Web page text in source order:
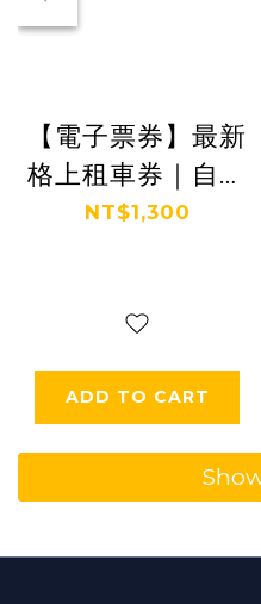
【電子票券】最新
格上租車券｜自駕
台灣玩透透 (24小
NT$1,300
ADD TO CART